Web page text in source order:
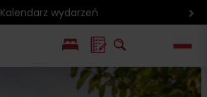
Kalendarz wydarzeń
EN